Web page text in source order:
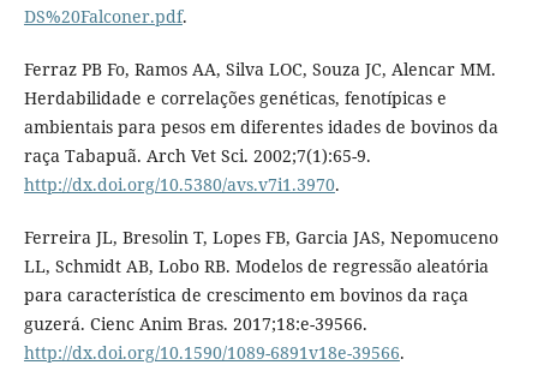
DS%20Falconer.pdf.
Ferraz PB Fo, Ramos AA, Silva LOC, Souza JC, Alencar MM.
Herdabilidade e correlações genéticas, fenotípicas e
ambientais para pesos em diferentes idades de bovinos da
raça Tabapuã. Arch Vet Sci. 2002;7(1):65-9.
http://dx.doi.org/10.5380/avs.v7i1.3970.
Ferreira JL, Bresolin T, Lopes FB, Garcia JAS, Nepomuceno
LL, Schmidt AB, Lobo RB. Modelos de regressão aleatória
para característica de crescimento em bovinos da raça
guzerá. Cienc Anim Bras. 2017;18:e-39566.
http://dx.doi.org/10.1590/1089-6891v18e-39566.